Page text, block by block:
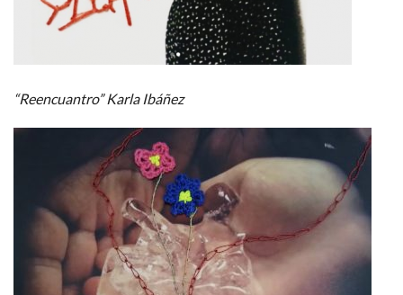
“Reencuantro” Karla Ibáñez